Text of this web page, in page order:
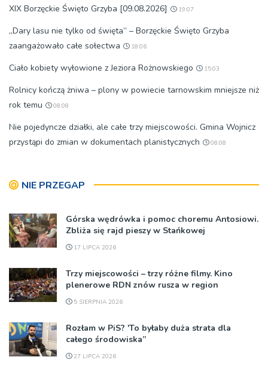
XIX Borzęckie Święto Grzyba [09.08.2026] 19:07
„Dary lasu nie tylko od święta” – Borzęckie Święto Grzyba
zaangażowało całe sołectwa
18:06
Ciało kobiety wyłowione z Jeziora Rożnowskiego 15:03
Rolnicy kończą żniwa – plony w powiecie tarnowskim mniejsze niż
rok temu
08:08
Nie pojedyncze działki, ale całe trzy miejscowości. Gmina Wojnicz
przystąpi do zmian w dokumentach planistycznych
08:08
NIE PRZEGAP
Górska wędrówka i pomoc choremu Antosiowi.
Zbliża się rajd pieszy w Stańkowej
17 LIPCA 2026
Trzy miejscowości – trzy różne filmy. Kino
plenerowe RDN znów rusza w region
5 SIERPNIA 2026
Rozłam w PiS? 'To byłaby duża strata dla
całego środowiska”
27 LIPCA 2026